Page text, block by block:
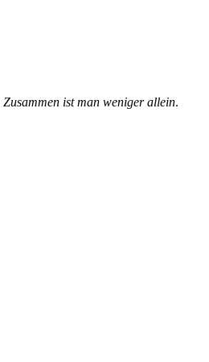
Zusammen ist man weniger allein.